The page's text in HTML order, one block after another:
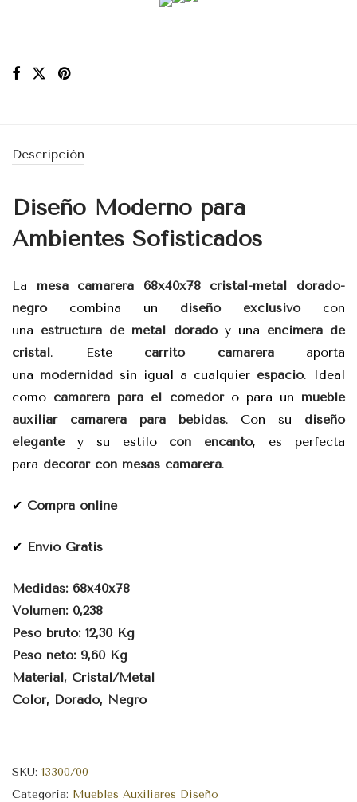
Descripción
Diseño Moderno para
Ambientes Sofisticados
La mesa camarera 68x40x78 cristal-metal dorado-
negrocombina un diseño exclusivocon
una estructura de metal doradoy una encimera de
cristal. Este carrito camareraaporta
una modernidad sin igual a cualquier espacio. Ideal
como camarera para el comedoro para un mueble
auxiliar camarera para bebidas. Con su diseño
elegantey su estilo con encanto, es perfecta
para decorar con mesas camarera.
✔ Compra online
✔ Envío Gratis
Medidas: 68x40x78
Volumen: 0,238
Peso bruto: 12,30 Kg
Peso neto: 9,60 Kg
Material, Cristal/Metal
Color, Dorado, Negro
SKU: 13300/00
Categoría: Muebles Auxiliares Diseño